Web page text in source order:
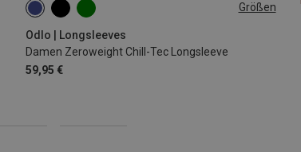
Größen
Odlo | Longsleeves
Damen Zeroweight Chill-Tec Longsleeve
59,95 €
XS S M